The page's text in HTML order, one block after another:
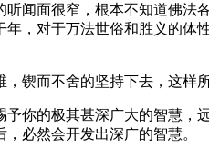
闻面很窄，根本不知道佛法
，对于万法世俗和胜义的体
而不舍的坚持下去，这样所
你的极其甚深广大的智慧，
必然会开发出深广的智慧。